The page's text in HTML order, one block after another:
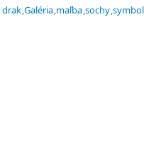
drak Galéria maľba sochy symbol